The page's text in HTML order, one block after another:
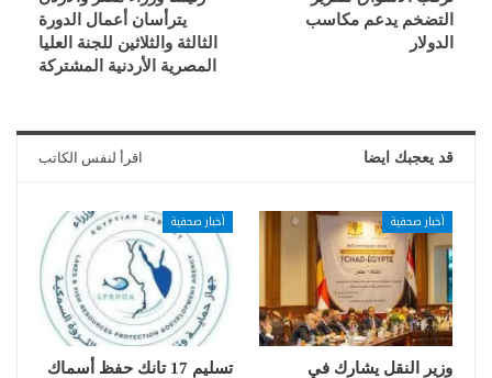
التضخم يدعم مكاسب
الدولار
يترأسان أعمال الدورة
الثالثة والثلاثين للجنة العليا
المصرية الأردنية المشتركة
قد يعجبك ايضا اقرأ لنفس الكاتب
أخبار صحفية
وزير النقل يشارك في
أخبار صحفية
تسليم 17 تانك حفظ أسماك